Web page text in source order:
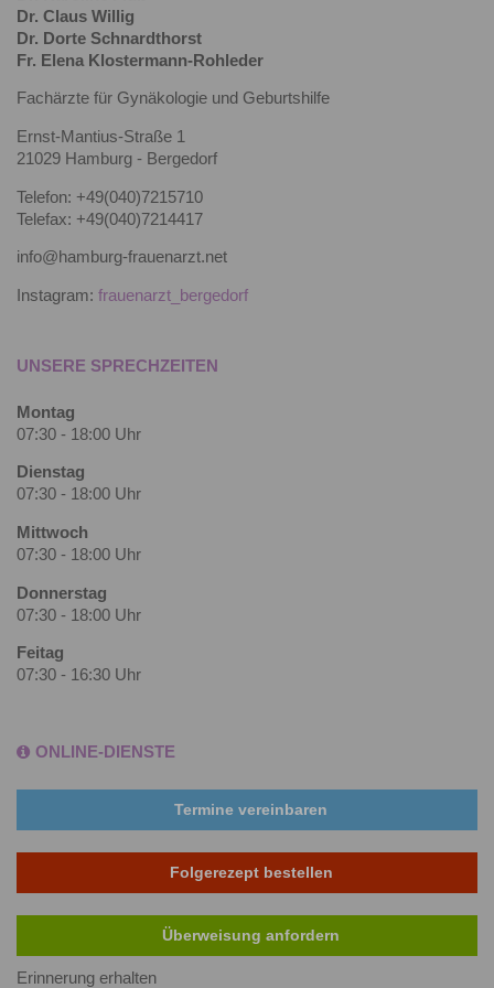
Dr. Claus Willig
Dr. Dorte Schnardthorst
Fr. Elena Klostermann-Rohleder
Fachärzte für Gynäkologie und Geburtshilfe
Ernst-Mantius-Straße 1
21029 Hamburg - Bergedorf
Telefon: +49(040)7215710
Telefax: +49(040)7214417
info@hamburg-frauenarzt.net
Instagram: frauenarzt_bergedorf
UNSERE SPRECHZEITEN
Montag
07:30 - 18:00 Uhr
Dienstag
07:30 - 18:00 Uhr
Mittwoch
07:30 - 18:00 Uhr
Donnerstag
07:30 - 18:00 Uhr
Feitag
07:30 - 16:30 Uhr
ONLINE-DIENSTE
Termine vereinbaren
Folgerezept bestellen
Überweisung anfordern
Erinnerung erhalten